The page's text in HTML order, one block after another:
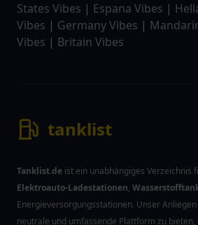
States Vibes | Espana Vibes |
Vibes | Germany Vibes |
Vibes | Britain Vibes
tanklist
Tanklist.de ist ein unabhängiges Verzeichnis
Elektroauto-Ladestationen,
Energieversorgungsstationen. Unser
neutrale und umfassende Plattform zu bieten,